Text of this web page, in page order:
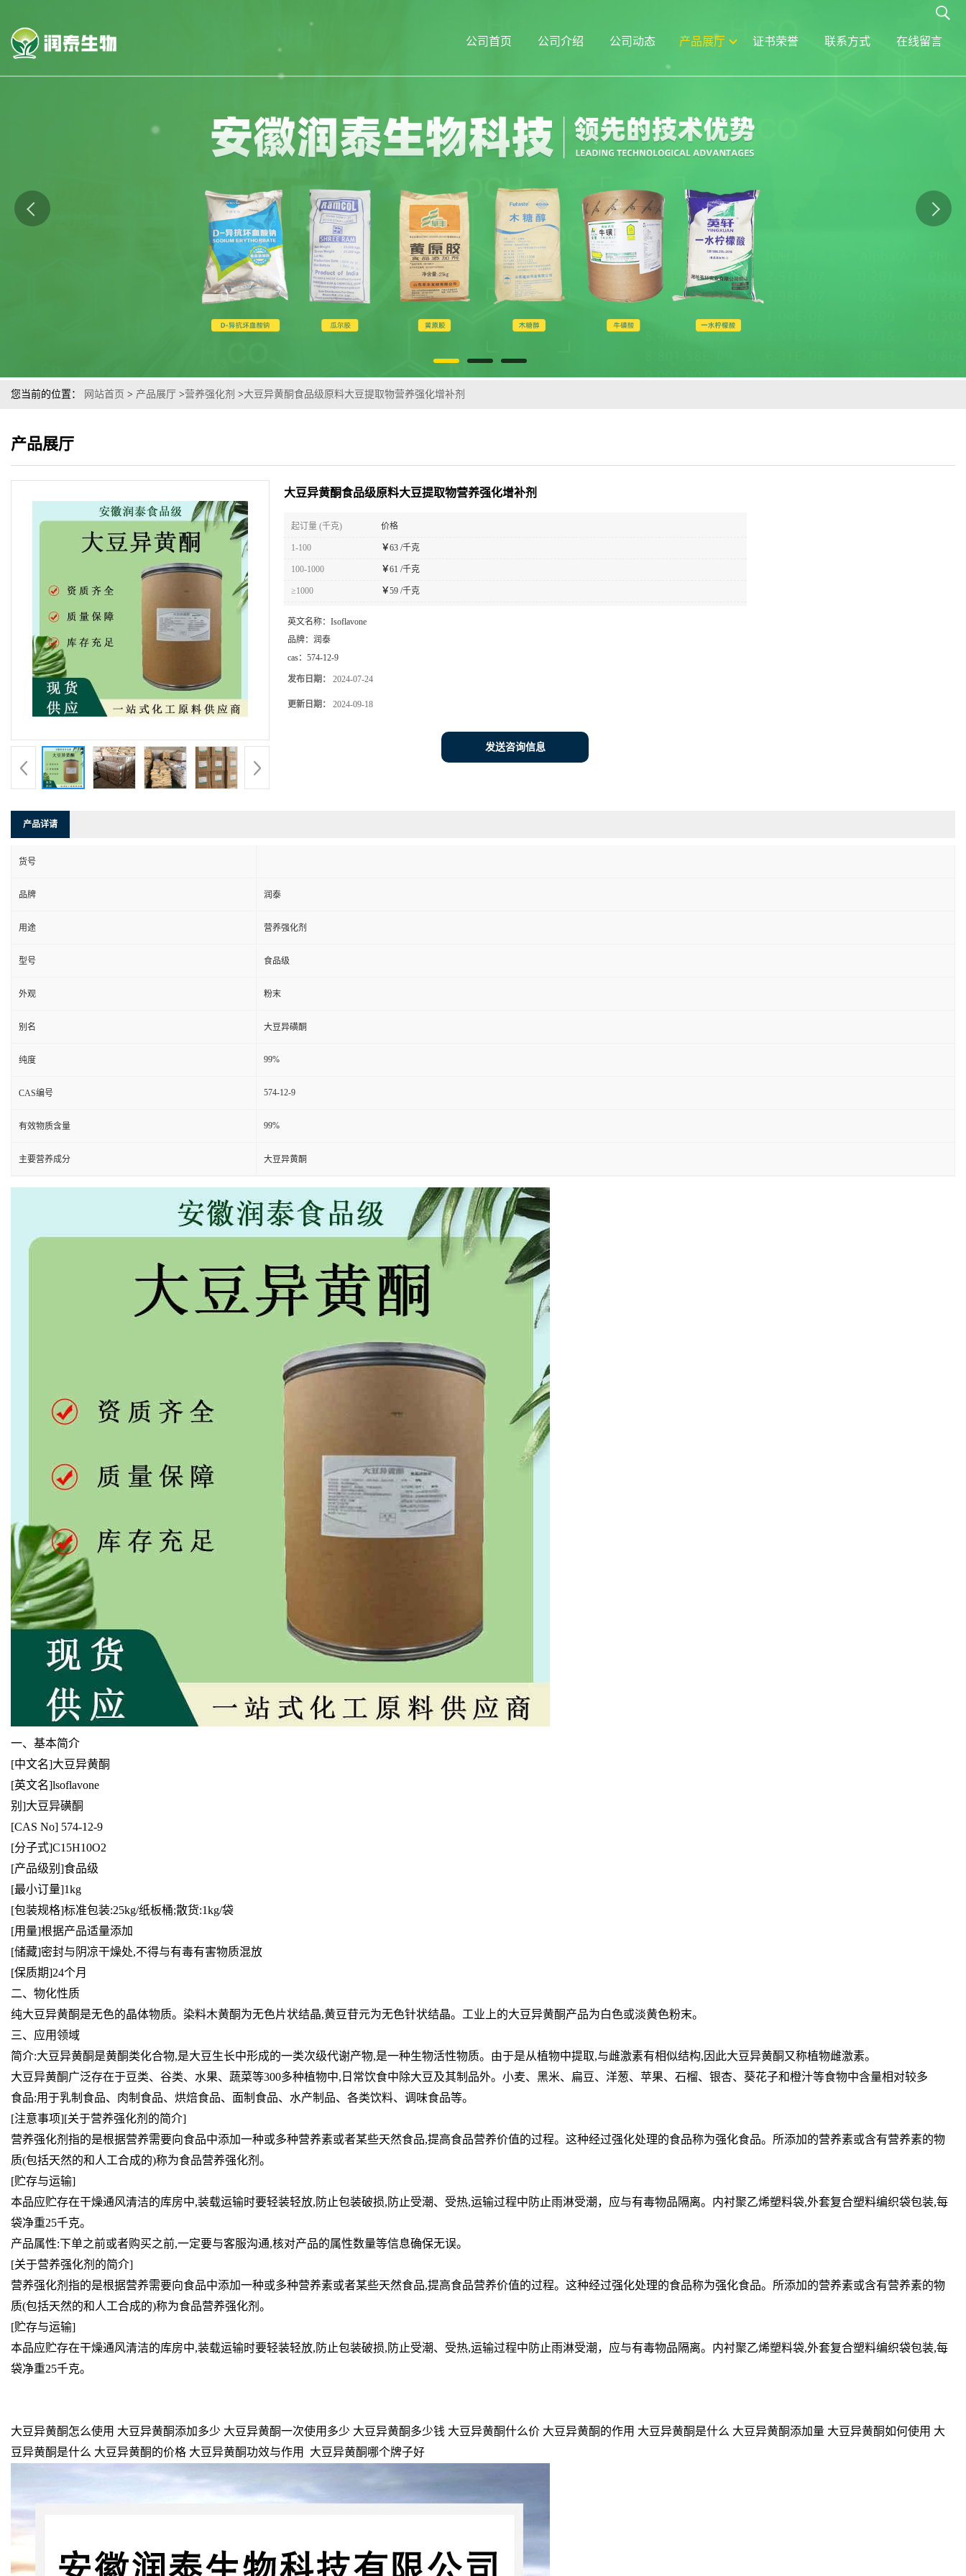
公司首页 公司介绍 公司动态 产品展厅 证书荣誉 联系方式 在线留言
您当前的位置： 网站首页 > 产品展厅 >营养强化剂 >大豆异黄酮食品级原料大豆提取物营养强化增补剂
产品展厅
大豆异黄酮食品级原料大豆提取物营养强化增补剂
起订量 (千克) 价格
1-100 ￥63 /千克
100-1000 ￥61 /千克
≥1000 ￥59 /千克
英文名称： Isoflavone
品牌： 润泰
cas： 574-12-9
发布日期： 2024-07-24
更新日期： 2024-09-18
发送咨询信息
产品详请
货号
品牌 润泰
用途 营养强化剂
型号 食品级
外观 粉末
别名 大豆异磺酮
纯度 99%
CAS编号 574-12-9
有效物质含量 99%
主要营养成分 大豆异黄酮
一、 基本简介
[中文名]大豆异黄酮
[英文名]lsoflavone
别]大豆异磺酮
[CAS No] 574-12-9
[分子式]C15H10O2
[产品级别]食品级
[最小订量]1kg
[包装规格]标准包装:25kg/纸板桶;散货:1kg/袋
[用量]根据产品适量添加
[储藏]密封与阴凉干燥处,不得与有毒有害物质混放
[保质期]24个月
二、物化性质
纯大豆异黄酮是无色的晶体物质。染料木黄酮为无色片状结晶,黄豆苷元为无色针状结晶。工业上的大豆异黄酮产品为白色或淡黄色粉末。
三、应用领域
简介:大豆异黄酮是黄酮类化合物,是大豆生长中形成的一类次级代谢产物,是一种生物活性物质。由于是从植物中提取,与雌激素有相似结构,因此大豆异黄酮又称植物雌激素。
大豆异黄酮广泛存在于豆类、谷类、水果、蔬菜等300多种植物中,日常饮食中除大豆及其制品外。小麦、黑米、扁豆、洋葱、苹果、石榴、银杏、葵花子和橙汁等食物中含量相对较多
食品:用于乳制食品、肉制食品、烘焙食品、面制食品、水产制品、各类饮料、调味食品等。
[注意事项][关于营养强化剂的简介]
营养强化剂指的是根据营养需要向食品中添加一种或多种营养素或者某些天然食品,提高食品营养价值的过程。这种经过强化处理的食品称为强化食品。所添加的营养素或含有营养素的物
质(包括天然的和人工合成的)称为食品营养强化剂。
[贮存与运输]
本品应贮存在干燥通风清洁的库房中,装载运输时要轻装轻放,防止包装破损,防止受潮、受热,运输过程中防止雨淋受潮，应与有毒物品隔离。内衬聚乙烯塑料袋,外套复合塑料编织袋包装,每
袋净重25千克。
产品属性:下单之前或者购买之前,一定要与客服沟通,核对产品的属性数量等信息确保无误。
[关于营养强化剂的简介]
营养强化剂指的是根据营养需要向食品中添加一种或多种营养素或者某些天然食品,提高食品营养价值的过程。这种经过强化处理的食品称为强化食品。所添加的营养素或含有营养素的物
质(包括天然的和人工合成的)称为食品营养强化剂。
[贮存与运输]
本品应贮存在干燥通风清洁的库房中,装载运输时要轻装轻放,防止包装破损,防止受潮、受热,运输过程中防止雨淋受潮，应与有毒物品隔离。内衬聚乙烯塑料袋,外套复合塑料编织袋包装,每
袋净重25千克。
大豆异黄酮怎么使用 大豆异黄酮添加多少 大豆异黄酮一次使用多少 大豆异黄酮多少钱 大豆异黄酮什么价 大豆异黄酮的作用 大豆异黄酮是什么 大豆异黄酮添加量 大豆异黄酮如何使用 大
豆异黄酮是什么 大豆异黄酮的价格 大豆异黄酮功效与作用 大豆异黄酮哪个牌子好